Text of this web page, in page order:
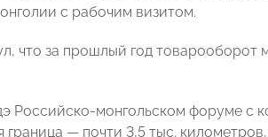
с рабочим визитом.
что за прошлый год
монгольском форуме с
— почти 3,5 тыс.